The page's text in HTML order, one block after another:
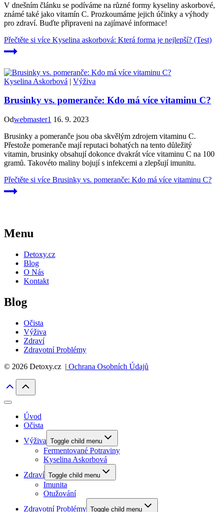
V dnešním článku se podíváme na různé formy kyseliny askorbové,
známé také jako vitamín C. Prozkoumáme jejich účinky a výhody
pro zdraví. Buďte připraveni na zajímavé informace!
Přečtěte si více Kyselina askorbová: Která forma je nejlepší? (Test)
Kyselina Askorbová | Výživa
Brusinky vs. pomeranče: Kdo má více vitaminu C?
Odwebmaster1 16. 9. 2023
Brusinky a pomeranče jsou oba skvělým zdrojem vitaminu C.
Přestože pomeranče mají reputaci bohatých na tento důležitý
vitamin, brusinky obsahují dokonce dvakrát více vitaminu C na 100
gramů. Takovéto maliny bojují s infekcemi a zlepšují imunitu.
Přečtěte si více Brusinky vs. pomeranče: Kdo má více vitaminu C?
Menu
Detoxy.cz
Blog
O Nás
Kontakt
Blog
Očista
Výživa
Zdraví
Zdravotní Problémy
© 2026 Detoxy.cz | Ochrana Osobních Údajů
Úvod
Očista
Výživa Toggle child menu
Fermentované Potraviny
Kyselina Askorbová
Zdraví Toggle child menu
Imunita
Otužování
Zdravotní Problémy Toggle child menu